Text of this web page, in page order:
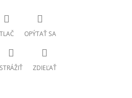
TLAČ OPÝTAŤ SA
STRÁŽIŤ ZDIEĽAŤ